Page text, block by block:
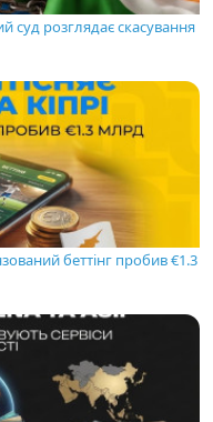
суд розглядає скасування
беттінг пробив €1.3